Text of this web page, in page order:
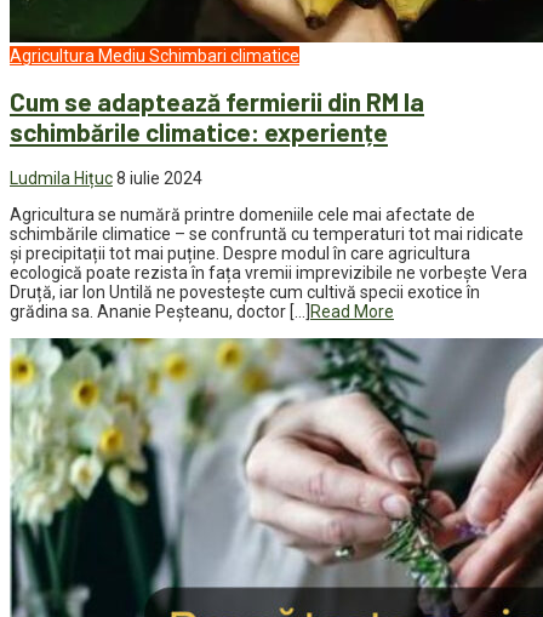
Agricultura Mediu Schimbari climatice
Cum se adaptează fermierii din RM la
schimbările climatice: experiențe
Ludmila Hițuc8 iulie 2024
Agricultura se numără printre domeniile cele mai afectate de
schimbările climatice – se confruntă cu temperaturi tot mai ridicate
și precipitații tot mai puține. Despre modul în care agricultura
ecologică poate rezista în fața vremii imprevizibile ne vorbește Vera
Druță, iar Ion Untilă ne povestește cum cultivă specii exotice în
grădina sa. Ananie Peșteanu, doctor […]
Read More